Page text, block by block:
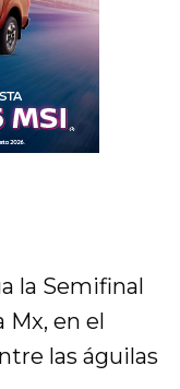
la Semifinal
Mx, en el
las águilas